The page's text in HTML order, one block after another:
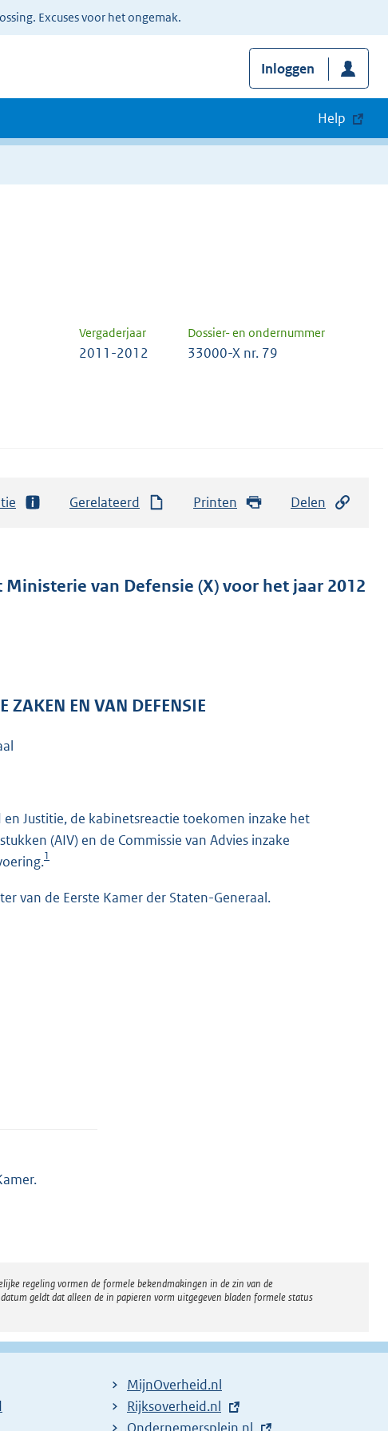
Excuses voor het ongemak.
Inloggen
Help
Vergaderjaar Dossier- en ondernummer
2011-2012 33000-X nr. 79
Gerelateerd Printen Delen
van Defensie (X) voor het jaar 2012
ZAKEN EN VAN DEFENSIE
Justitie, de kabinetsreactie toekomen inzake het
(AIV) en de Commissie van Advies inzake
1
van de Eerste Kamer der Staten-Generaal.
regeling vormen de formele bekendmakingen in de zin van de
geldt dat alleen de in papieren vorm uitgegeven bladen formele status
MijnOverheid.nl
E
x
Rijksoverheid.nl
E
Ondernemersplein.nl